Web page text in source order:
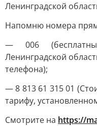
Ленинградской
Напомню номера
— 006
Ленинградской
телефона);
— 8 813 61 315 01
тарифу,
Смотрите на https://